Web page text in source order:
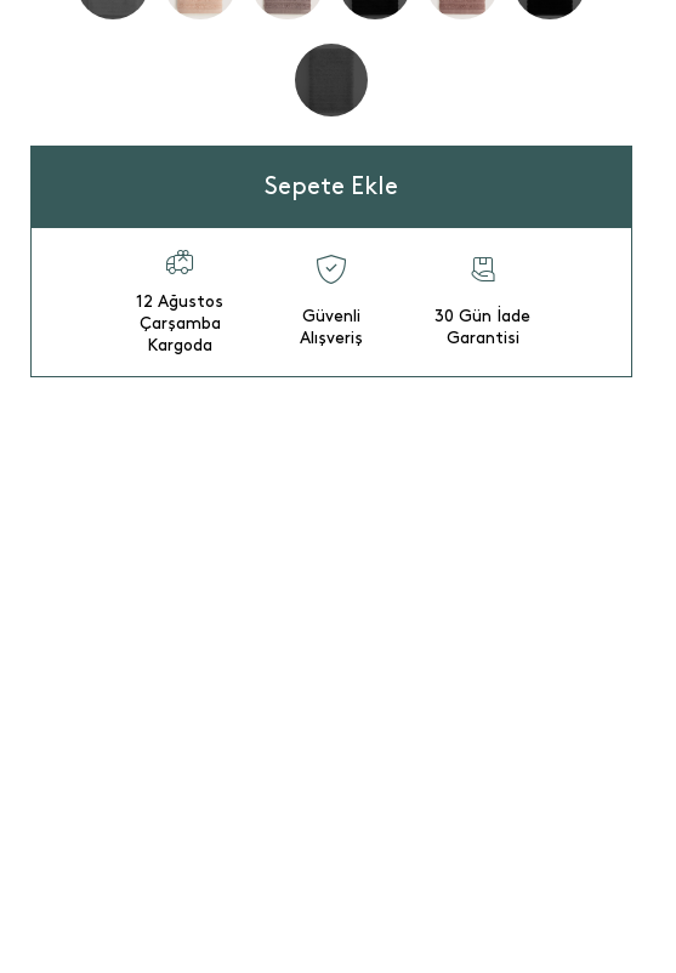
Sepete Ekle
12 Ağustos
Çarşamba
Kargoda
Güvenli
Alışveriş
30 Gün İade
Garantisi